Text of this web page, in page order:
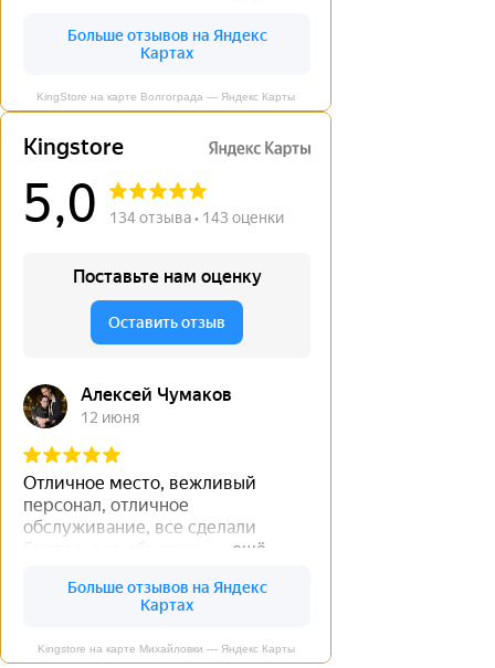
KingStore на карте Волгограда — Яндекс Карты
Kingstore на карте Михайловки — Яндекс Карты